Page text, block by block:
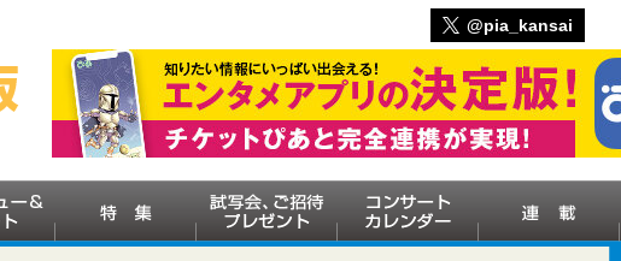
@pia_kansai